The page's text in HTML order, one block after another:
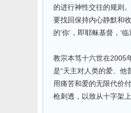
的进行神性交往的规则
要找回保持内心静默和
的‘你’，即耶稣基督，‘
教宗本笃十六世在2005
是“天主对人类的爱、他
用痛苦和爱的无限代价
枪刺透，以致从十字架